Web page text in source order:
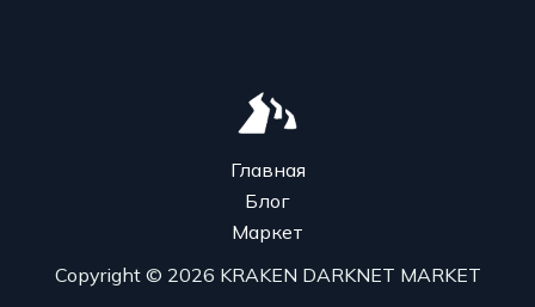
Главная
Блог
Маркет
Copyright © 2026 KRAKEN DARKNET MARKET